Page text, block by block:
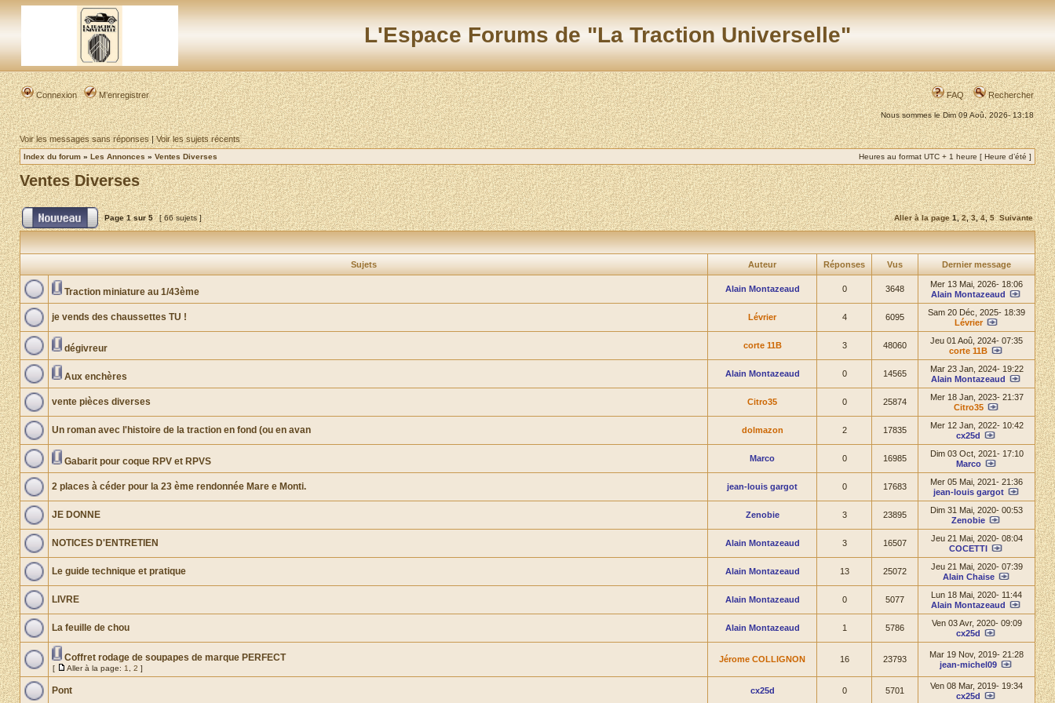
L'Espace Forums de "La Traction Universelle"
Connexion M’enregistrer FAQ Rechercher
Nous sommes le Dim 09 Aoû, 2026- 13:18
Voir les messages sans réponses|Voir les sujets récents
Index du forum » Les Annonces » Ventes Diverses Heures au format UTC + 1 heure [ Heure d’été ]
Ventes Diverses
Page1sur5 [ 66 sujets ] Aller à la page 1,2,3,4,5 Suivante
Sujets Auteur Réponses Vus Dernier message
Traction miniature au 1/43ème Alain Montazeaud 0 3648
Mer 13 Mai, 2026- 18:06
Alain Montazeaud
je vends des chaussettes TU ! Lévrier 4 6095
Sam 20 Déc, 2025- 18:39
Lévrier
dégivreur corte 11B 3 48060
Jeu 01 Aoû, 2024- 07:35
corte 11B
Aux enchères Alain Montazeaud 0 14565
Mar 23 Jan, 2024- 19:22
Alain Montazeaud
vente pièces diverses Citro35 0 25874
Mer 18 Jan, 2023- 21:37
Citro35
Un roman avec l'histoire de la traction en fond (ou en avan dolmazon 2 17835
Mer 12 Jan, 2022- 10:42
cx25d
Gabarit pour coque RPV et RPVS Marco 0 16985
Dim 03 Oct, 2021- 17:10
Marco
2 places à céder pour la 23 ème rendonnée Mare e Monti. jean-louis gargot 0 17683
Mer 05 Mai, 2021- 21:36
jean-louis gargot
JE DONNE Zenobie 3 23895
Dim 31 Mai, 2020- 00:53
Zenobie
NOTICES D'ENTRETIEN Alain Montazeaud 3 16507
Jeu 21 Mai, 2020- 08:04
COCETTI
Le guide technique et pratique Alain Montazeaud 13 25072
Jeu 21 Mai, 2020- 07:39
Alain Chaise
LIVRE Alain Montazeaud 0 5077
Lun 18 Mai, 2020- 11:44
Alain Montazeaud
La feuille de chou Alain Montazeaud 1 5786
Ven 03 Avr, 2020- 09:09
cx25d
Coffret rodage de soupapes de marque PERFECT
[ Aller à la page: 1 2 ]
Jérome COLLIGNON 16 23793
Mar 19 Nov, 2019- 21:28
jean-michel09
Pont cx25d 0 5701
Ven 08 Mar, 2019- 19:34
cx25d